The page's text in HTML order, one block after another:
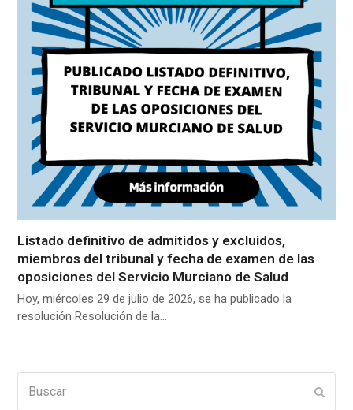
Listado definitivo de admitidos y excluidos,
miembros del tribunal y fecha de examen de las
oposiciones del Servicio Murciano de Salud
Hoy, miércoles 29 de julio de 2026, se ha publicado la
resolución Resolución de la…